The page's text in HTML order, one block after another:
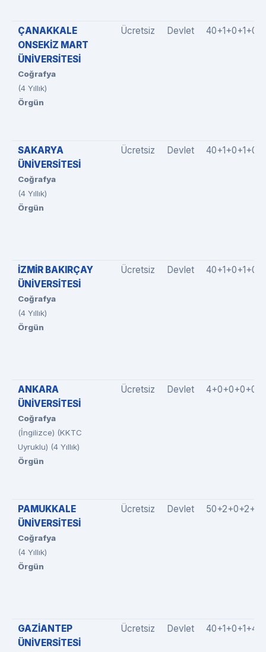
ÇANAKKALE
ONSEKİZ MART
ÜNİVERSİTESİ
Coğrafya
(4 Yıllık)
Örgün
Ücretsiz Devlet 40+1+0+1+0
SAKARYA
ÜNİVERSİTESİ
Coğrafya
(4 Yıllık)
Örgün
Ücretsiz Devlet 40+1+0+1+0
İZMİR BAKIRÇAY
ÜNİVERSİTESİ
Coğrafya
(4 Yıllık)
Örgün
Ücretsiz Devlet 40+1+0+1+0
ANKARA
ÜNİVERSİTESİ
Coğrafya
(İngilizce) (KKTC
Uyruklu) (4 Yıllık)
Örgün
Ücretsiz Devlet 4+0+0+0+0
PAMUKKALE
ÜNİVERSİTESİ
Coğrafya
(4 Yıllık)
Örgün
Ücretsiz Devlet 50+2+0+2+0
GAZİANTEP
ÜNİVERSİTESİ
Ücretsiz Devlet 40+1+0+1+4